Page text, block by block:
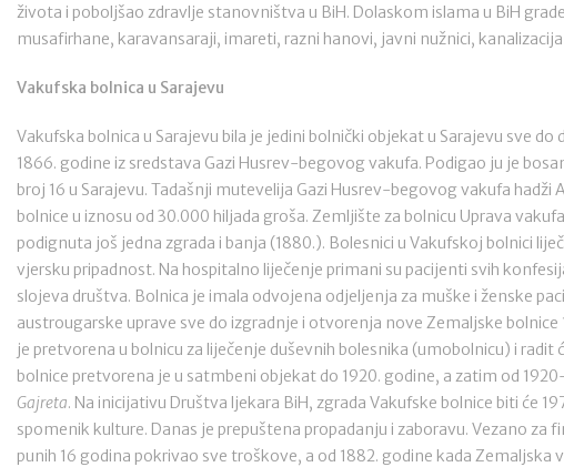
života i poboljšao zdravlje stanovništva u BiH. Dolaskom islama u BiH
musafirhane, karavansaraji, imareti, razni hanovi, javni nužnici,
Vakufska bolnica u Sarajevu
Vakufska bolnica u Sarajevu bila je jedini bolnički objekat u Sarajevu sve
1866. godine iz sredstava Gazi Husrev-begovog vakufa. Podigao ju je
broj 16 u Sarajevu. Tadašnji mutevelija Gazi Husrev-begovog vakufa
bolnice u iznosu od 30.000 hiljada groša. Zemljište za bolnicu Uprava
podignuta još jedna zgrada i banja (1880.). Bolesnici u Vakufskoj bolnici
vjersku pripadnost. Na hospitalno liječenje primani su pacijenti svih
slojeva društva. Bolnica je imala odvojena odjeljenja za muške i ženske
austrougarske uprave sve do izgradnje i otvorenja nove Zemaljske bolnice
je pretvorena u bolnicu za liječenje duševnih bolesnika (umobolnicu) i radit
bolnice pretvorena je u satmbeni objekat do 1920. godine, a zatim od
Gajreta. Na inicijativu Društva ljekara BiH, zgrada Vakufske bolnice biti će
spomenik kulture. Danas je prepuštena propadanju i zaboravu. Vezano za
punih 16 godina pokrivao sve troškove, a od 1882. godine kada Zemaljska